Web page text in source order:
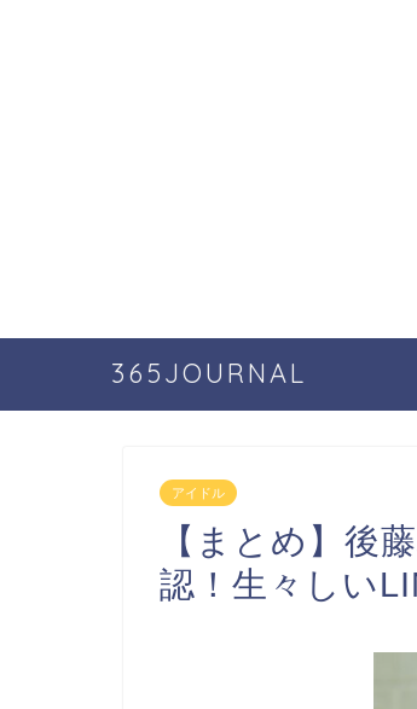
365JOURNAL
アイドル
【まとめ】後
認！生々しい